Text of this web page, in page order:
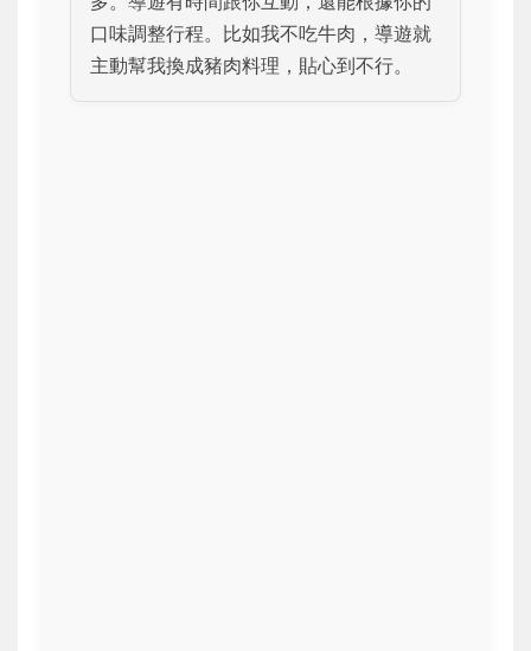
口味調整行程。比如我不吃牛肉，導遊就
主動幫我換成豬肉料理，貼心到不行。